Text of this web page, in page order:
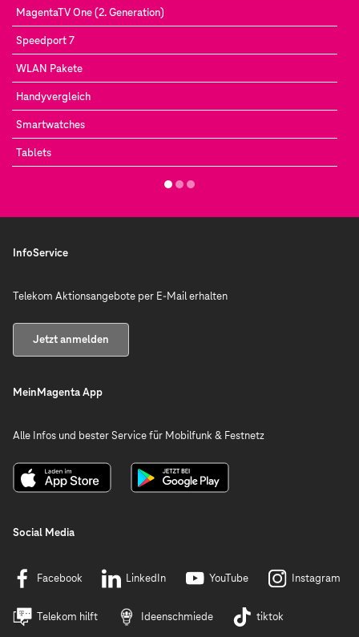
MagentaTV One (2. Generation)
Speedport 7
WLAN Pakete
Handyvergleich
Smartwatches
Tablets
InfoService
Telekom Aktionsangebote per E-Mail erhalten
Jetzt anmelden
MeinMagenta App
Alle Infos und bester Service für Mobilfunk & Festnetz
Social Media
Facebook LinkedIn YouTube Instagram
Telekom hilft Ideenschmiede tiktok